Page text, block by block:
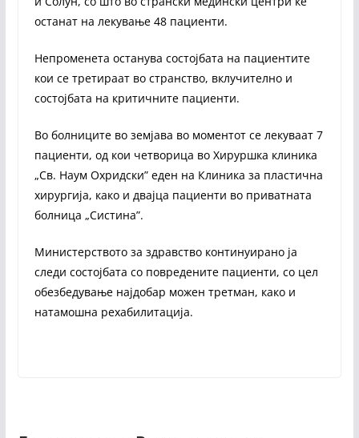
останат на лекување 48 пациенти.
Непроменета останува состојбата на пациентите
кои се третираат во странство, вклучително и
состојбата на критичните пациенти.
Во болниците во земјава во моментот се лекуваат 7
пациенти, од кои четворица во Хируршка клиника
„Св. Наум Охридски” еден на Клиника за пластична
хирургија, како и двајца пациенти во приватната
болница „Систина”.
Министерството за здравство континуирано ја
следи состојбата со повредените пациенти, со цел
обезбедување најдобар можен третман, како и
натамошна рехабилитација.